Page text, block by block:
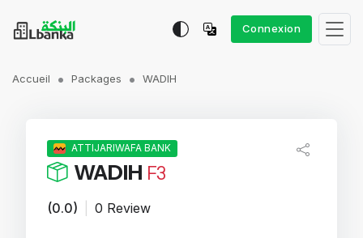
Connexion
Accueil Packages WADIH
ATTIJARIWAFA BANK
WADIH F3
(0.0) 0 Review